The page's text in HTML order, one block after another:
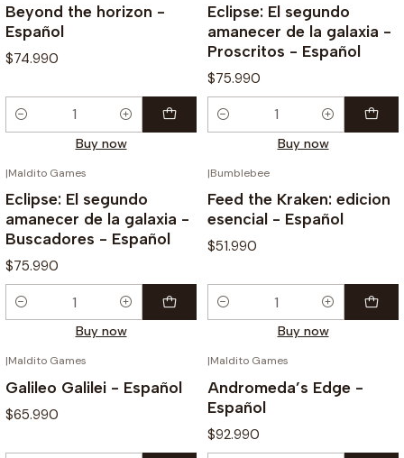
Beyond the horizon -
Español
$74.990
Quantity
Buy now
Eclipse: El segundo
amanecer de la galaxia -
Proscritos - Español
$75.990
Quantity
Buy now
|Maldito Games
Eclipse: El segundo
amanecer de la galaxia -
Buscadores - Español
$75.990
Quantity
Buy now
|Bumblebee
Feed the Kraken: edicion
esencial - Español
$51.990
Quantity
Buy now
|Maldito Games
Galileo Galilei - Español
$65.990
|Maldito Games
Andromeda’s Edge -
Español
$92.990